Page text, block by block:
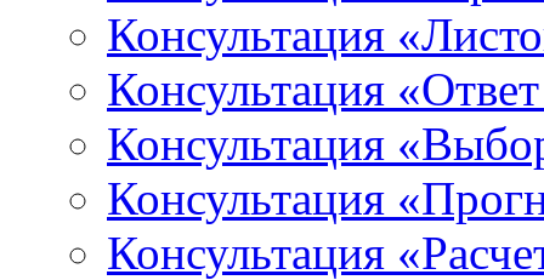
Консультация
Консультация
Консультация
Консультация
Консультация